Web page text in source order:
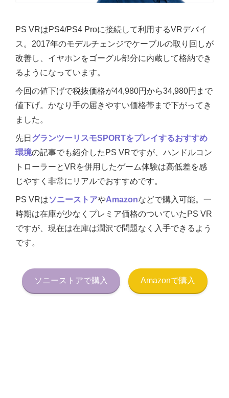
PS VRはPS4/PS4 Proに接続して利用するVRデバイ
ス。2017年のモデルチェンジでケーブルの取り回しが
改善し、イヤホンをゴーグル部分に内蔵して格納でき
るようになっています。
今回の値下げで税抜価格が44,980円から34,980円まで
値下げ。かなり手の届きやすい価格帯まで下がってき
ました。
先日 グランツーリスモSPORTをプレイするおすすめ
環境の記事でも紹介したPS VRですが、ハンドルコン
トローラーとVRを併用したゲーム体験は高低差を感
じやすく非常にリアルでおすすめです。
PS VRはソニーストアやAmazonなどで購入可能。一
時期は在庫が少なくプレミア価格のついていたPS VR
ですが、現在は在庫は潤沢で問題なく入手できるよう
です。
ソニーストアで購入 Amazonで購入